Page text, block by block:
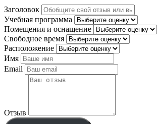
Заголовок
Учебная программа
Помещения и оснащение
Свободное время
Расположение
Имя
Email
Отзыв